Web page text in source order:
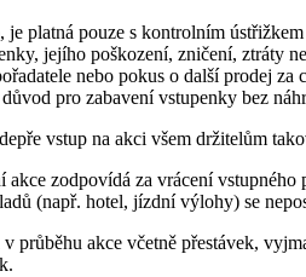
platná pouze s kontrolním
jejího poškození, zničení,
nebo pokus o další prodej
pro zabavení vstupenky bez
vstup na akci všem držitelům
zodpovídá za vrácení
(např. hotel, jízdní výlohy) se
akce včetně přestávek,